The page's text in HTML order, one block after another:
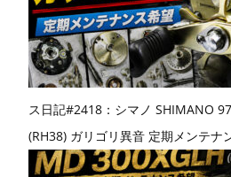
ス日記#2418：シマノ SHIMANO
(RH38) ガリゴリ異音 定期メンテナ